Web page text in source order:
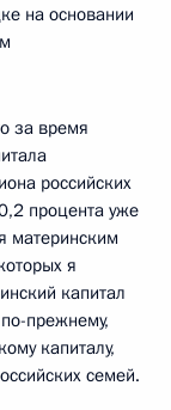
на основании
за время
российских
процента уже
материнским
я
капитал
прежнему,
капиталу,
семей.